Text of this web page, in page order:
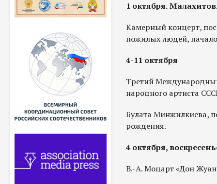
1 октября.
Камерный концерт,
пожилых людей,
4-11 октября
Третий
народного артиста
Булата Минжилкиева,
рождения.
4 октября,
В.-А. Моцарт «Дон